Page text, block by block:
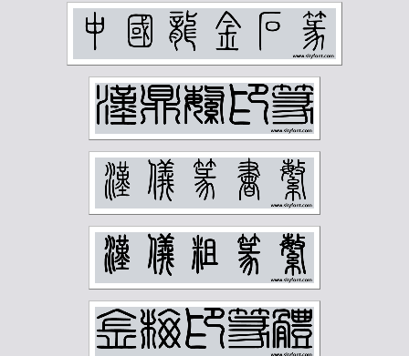
赵石 赵铁山
邓尔雅
邵宇
郑孝胥 郑文焯
郑昶
郭味蕖 郭沫若
郭风惠
金石大字典 钟刚中
钱君匋
钱松岩 钱瘦铁
陆俨少
陆抑非 陆维钊
陈之佛
陈叔亮 陈叔通
陈君藻
陈子庄 陈少梅
陈巨来
陈缘督 陈衡恪
陶博吾
顾廷龙 顾麟士
马一浮
马公愚 马叙伦
马晋
高二适 高剑父
高奇峰
鲁迅 麦华三
黄士陵
黄山寿 黄节
黄葆戊
齐燕铭 齐璜